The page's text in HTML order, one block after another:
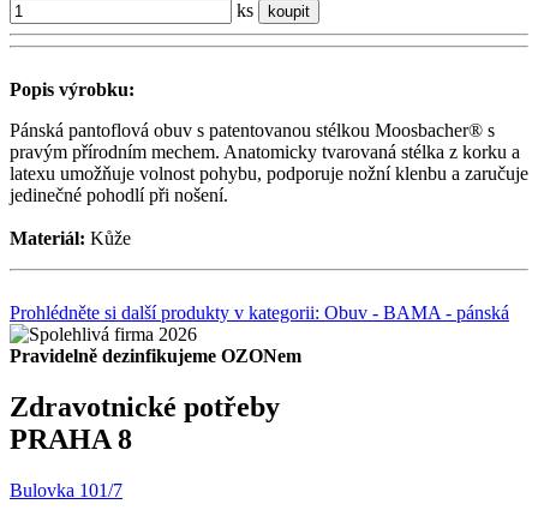
ks
koupit
Popis výrobku:
Pánská pantoflová obuv s patentovanou stélkou Moosbacher® s
pravým přírodním mechem. Anatomicky tvarovaná stélka z korku a
latexu umožňuje volnost pohybu, podporuje nožní klenbu a zaručuje
jedinečné pohodlí při nošení.
Materiál: Kůže
Prohlédněte si další produkty v kategorii: Obuv - BAMA - pánská
Pravidelně dezinfikujeme OZONem
Zdravotnické potřeby
PRAHA 8
Bulovka 101/7